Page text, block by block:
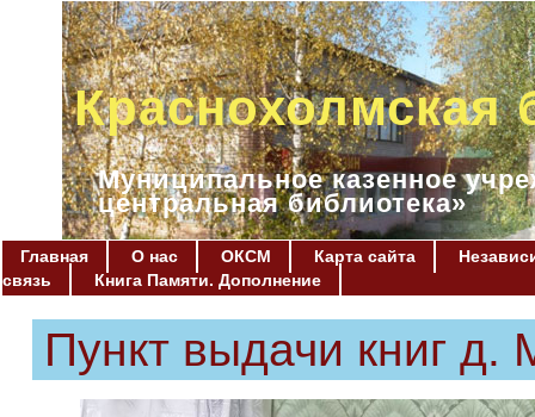
Краснохолмская
Муниципальное казенное
центральная библиотека»
Главная О нас ОКСМ Карта сайта
связь
Книга Памяти. Дополнение
Пункт выдачи книг д.